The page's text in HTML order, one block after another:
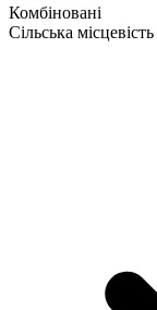
Комбіновані
Сільська місцевість